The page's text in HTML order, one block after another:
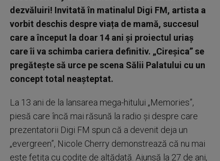
dezvăluiri! Invitată în matinalul Digi FM, artista a
vorbit deschis despre viața de mamă, succesul
care a început la doar 14 ani și proiectul uriaș
care îi va schimba cariera definitiv. „Cireșica” se
pregătește să urce pe scena Sălii Palatului cu un
concept total neașteptat.
La 13 ani de la lansarea mega-hitului „Memories”,
piesă care încă mai răsună la radio și despre care
prezentatorii Digi FM spun că a devenit deja un
„evergreen”, Nicole Cherry demonstrează că nu mai
este fetița cu codițe de altădată. Ajunsă la 27 de ani,